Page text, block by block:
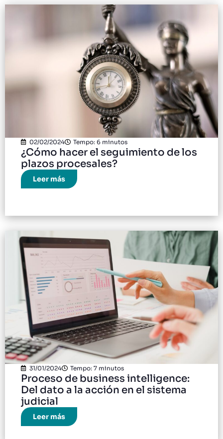
02/02/2024 Tempo: 6 minutos
¿Cómo hacer el seguimiento de los
plazos procesales?
Leer más
31/01/2024 Tempo: 7 minutos
Proceso de business intelligence:
Del dato a la acción en el sistema
judicial
Leer más